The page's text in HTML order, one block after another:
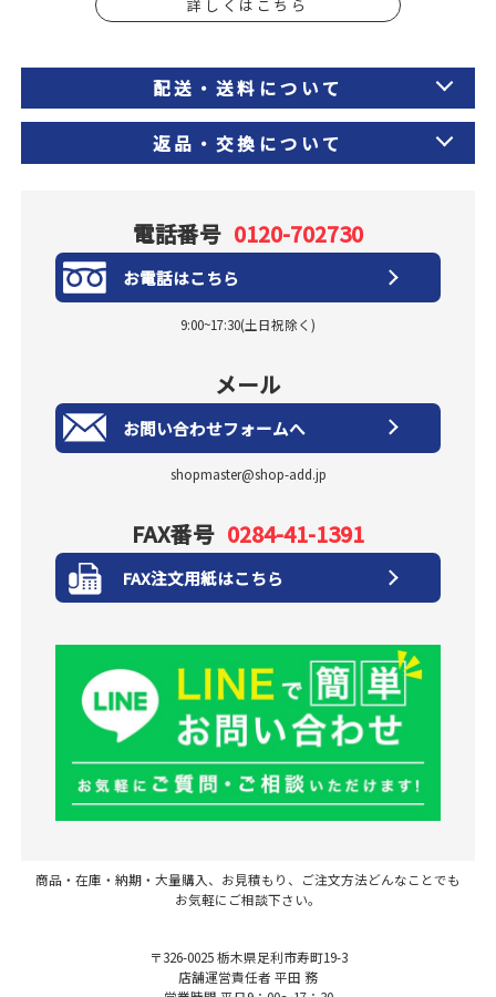
詳しくはこちら
配送・送料について
返品・交換について
電話番号 0120-702730
お電話はこちら
9:00~17:30(土日祝除く)
メール
お問い合わせフォームへ
shopmaster@shop-add.jp
FAX番号 0284-41-1391
FAX注文用紙はこちら
商品・在庫・納期・大量購入、お見積もり、ご注文方法どんなことでも
お気軽にご相談下さい。
〒326-0025 栃木県足利市寿町19-3
店舗運営責任者 平田 務